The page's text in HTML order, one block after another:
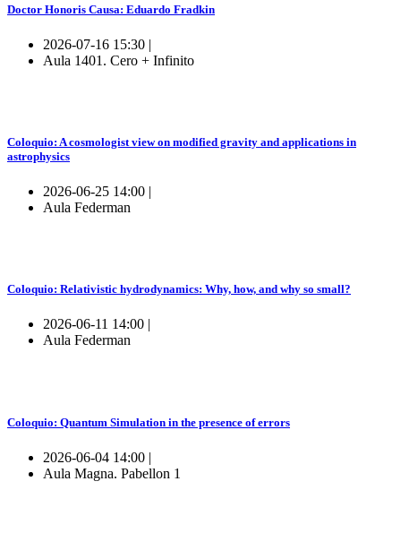
Doctor Honoris Causa: Eduardo Fradkin
2026-07-16 15:30 |
Aula 1401. Cero + Infinito
Coloquio: A cosmologist view on modified gravity and applications in
astrophysics
2026-06-25 14:00 |
Aula Federman
Coloquio: Relativistic hydrodynamics: Why, how, and why so small?
2026-06-11 14:00 |
Aula Federman
Coloquio: Quantum Simulation in the presence of errors
2026-06-04 14:00 |
Aula Magna. Pabellon 1